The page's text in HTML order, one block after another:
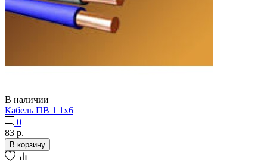
В наличии
Кабель ПВ 1 1х6
0
83 р.
В корзину